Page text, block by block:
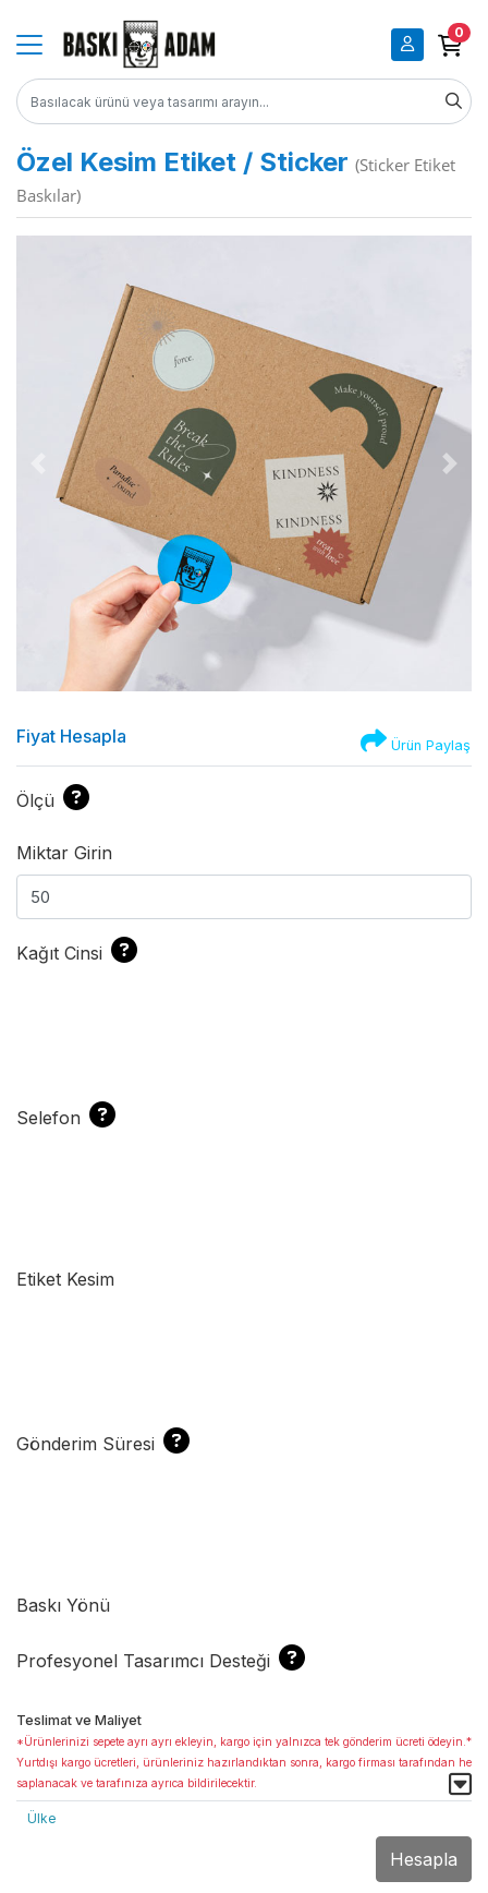
0
Özel Kesim Etiket / Sticker (Sticker Etiket
Baskılar)
Fiyat Hesapla Ürün Paylaş
Ölçü
Miktar Girin
Kağıt Cinsi
Selefon
Etiket Kesim
Gönderim Süresi
Baskı Yönü
Profesyonel Tasarımcı Desteği
Teslimat ve Maliyet
*Ürünlerinizi sepete ayrı ayrı ekleyin, kargo için yalnızca tek gönderim ücreti ödeyin.*
Yurtdışı kargo ücretleri, ürünleriniz hazırlandıktan sonra, kargo firması tarafından he
saplanacak ve tarafınıza ayrıca bildirilecektir.
Ülke
Hesapla